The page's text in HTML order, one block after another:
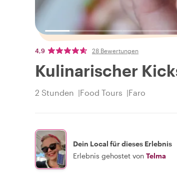
4,9 28 Bewertungen
Kulinarischer
2 Stunden Food Tours Faro
Dein Local für dieses Erlebnis
Erlebnis gehostet von Telma